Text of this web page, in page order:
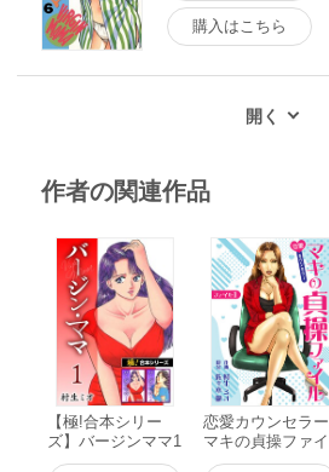
購入はこちら
作者の関連作品
【極!合本シリー
ズ】バージンママ1
巻 電子書籍版
恋愛カウンセラー
マキの貞操ファイ
ル ファイル1 電子